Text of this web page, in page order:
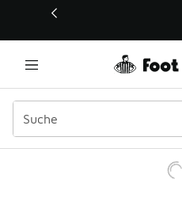
Dieser Link öffnet sich in einem